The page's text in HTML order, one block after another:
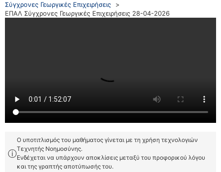
Σύγχρονες Γεωργικές Επιχειρήσεις
ΕΠΑΛ Σύγχρονες Γεωργικές Επιχειρήσεις 28-04-2026
ⓘ
Ο υποτιτλισμός του μαθήματος γίνεται με τη χρήση τεχνολογιών
Τεχνητής Νοημοσύνης.
Ενδέχεται να υπάρχουν αποκλίσεις μεταξύ του προφορικού λόγου
και της γραπτής αποτύπωσής του.